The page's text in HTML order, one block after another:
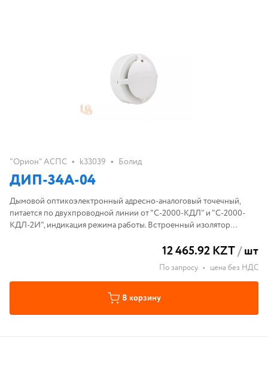
"Орион" АСПС • k33039 • Болид
ДИП-34А-04
Дымовой оптикоэлектронный адресно-аналоговый точечный,
питается по двухпроводной линии от "С-2000-КДЛ" и "С-2000-
КДЛ-2И", индикация режима работы. Встроенный изолятор
12 465.92 KZT/шт
По запросу • цена без НДС
В корзину